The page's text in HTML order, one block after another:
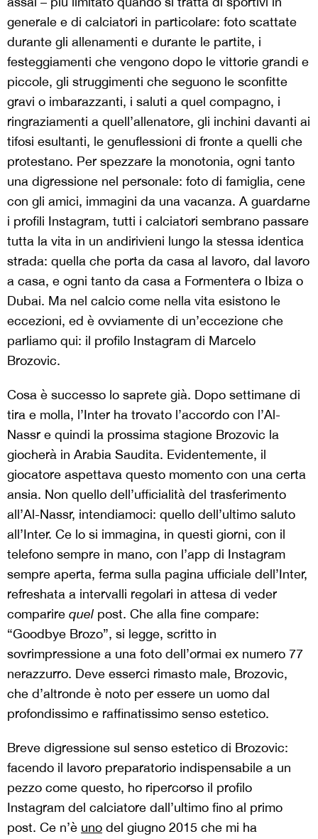
generale e di calciatori in particolare: foto scattate
durante gli allenamenti e durante le partite, i
festeggiamenti che vengono dopo le vittorie grandi e
piccole, gli struggimenti che seguono le sconfitte
gravi o imbarazzanti, i saluti a quel compagno, i
ringraziamenti a quell’allenatore, gli inchini davanti ai
tifosi esultanti, le genuflessioni di fronte a quelli che
protestano. Per spezzare la monotonia, ogni tanto
una digressione nel personale: foto di famiglia, cene
con gli amici, immagini da una vacanza. A guardarne
i profili Instagram, tutti i calciatori sembrano passare
tutta la vita in un andirivieni lungo la stessa identica
strada: quella che porta da casa al lavoro, dal lavoro
a casa, e ogni tanto da casa a Formentera o Ibiza o
Dubai. Ma nel calcio come nella vita esistono le
eccezioni, ed è ovviamente di un’eccezione che
parliamo qui: il profilo Instagram di Marcelo
Brozovic.
Cosa è successo lo saprete già. Dopo settimane di
tira e molla, l’Inter ha trovato l’accordo con l’Al-
Nassr e quindi la prossima stagione Brozovic la
giocherà in Arabia Saudita. Evidentemente, il
giocatore aspettava questo momento con una certa
ansia. Non quello dell’ufficialità del trasferimento
all’Al-Nassr, intendiamoci: quello dell’ultimo saluto
all’Inter. Ce lo si immagina, in questi giorni, con il
telefono sempre in mano, con l’app di Instagram
sempre aperta, ferma sulla pagina ufficiale dell’Inter,
refreshata a intervalli regolari in attesa di veder
comparire quel post. Che alla fine compare:
“Goodbye Brozo”, si legge, scritto in
sovrimpressione a una foto dell’ormai ex numero 77
nerazzurro. Deve esserci rimasto male, Brozovic,
che d’altronde è noto per essere un uomo dal
profondissimo e raffinatissimo senso estetico.
Breve digressione sul senso estetico di Brozovic:
facendo il lavoro preparatorio indispensabile a un
pezzo come questo, ho ripercorso il profilo
Instagram del calciatore dall’ultimo fino al primo
post. Ce n’è uno del giugno 2015 che mi ha